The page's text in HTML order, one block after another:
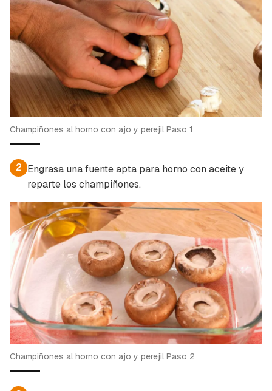
Guardar como favorito
Para poder guardar como favorito, primero has
de iniciar sesión con tu cuenta de Cocinatis.
INICIAR SESIÓN CANCELAR
Champiñones al horno con ajo y perejil Paso 1
2 Engrasa una fuente apta para horno con aceite y
reparte los champiñones.
Champiñones al horno con ajo y perejil Paso 2
Contenido enviado
Gracias por suscribirte a nuestro boletín.
ACEPTAR